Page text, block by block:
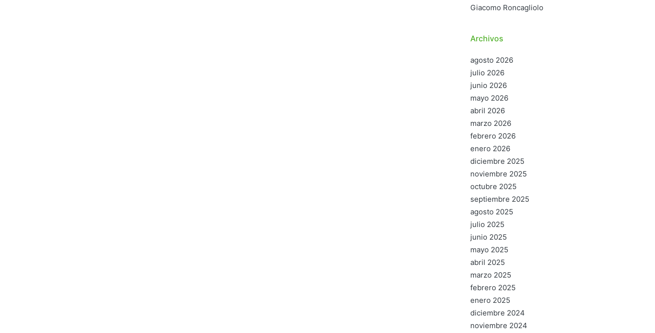
Giacomo Roncagliolo
Archivos
agosto 2026
julio 2026
junio 2026
mayo 2026
abril 2026
marzo 2026
febrero 2026
enero 2026
diciembre 2025
noviembre 2025
octubre 2025
septiembre 2025
agosto 2025
julio 2025
junio 2025
mayo 2025
abril 2025
marzo 2025
febrero 2025
enero 2025
diciembre 2024
noviembre 2024